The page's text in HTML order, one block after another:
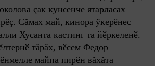
çак кунсенче ятарласах
Сăмах май, кинора ӳкерӗнес
Хусанта кастинг та йӗркеленӗ.
тăрăх, вӗсем Федор
майпа пирӗн вăхăта